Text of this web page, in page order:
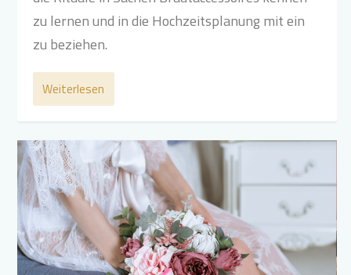
zu lernen und in die Hochzeitsplanung mit ein
zu beziehen.
Weiterlesen